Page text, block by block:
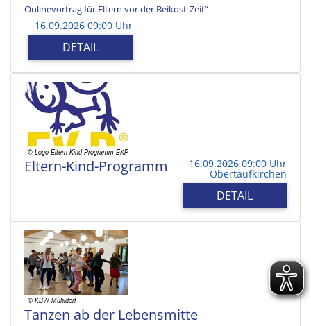
Onlinevortrag für Eltern vor der Beikost-Zeit“
16.09.2026 09:00 Uhr
DETAIL
Eltern-Kind-Programm 16.09.2026 09:00 Uhr
Obertaufkirchen
DETAIL
Tanzen ab der Lebensmitte